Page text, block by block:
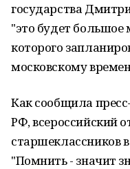
государства
"это будет большое
которого
московскому
Как сообщила
РФ, всероссийский
старшеклассников
"Помнить - значит